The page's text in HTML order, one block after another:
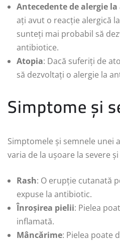
Antecedente de alergie
ați avut o reacție alergică
sunteți mai probabil să
antibiotice.
Atopia: Dacă suferiți de
să dezvoltați o alergie la
Simptome și
Simptomele și semnele unei
varia de la ușoare la severe
Rash: O erupție cutanată
expuse la antibiotic.
Înroșirea pielii: Pielea
inflamată.
Mâncărime: Pielea poate